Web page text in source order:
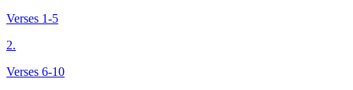
Verses 1-5
2.
Verses 6-10